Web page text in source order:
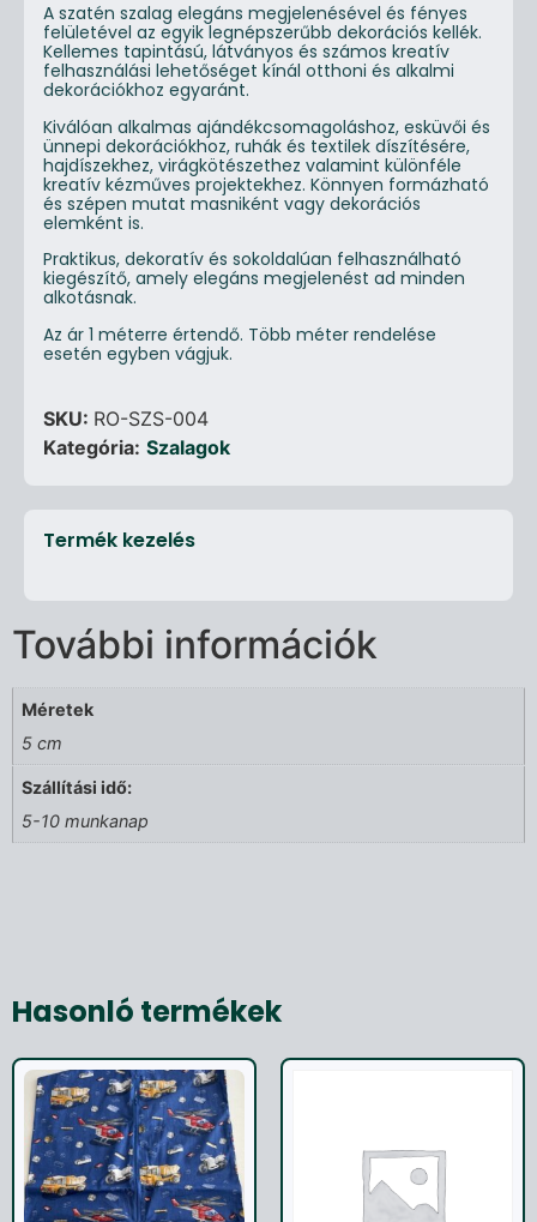
A szatén szalag elegáns megjelenésével és fényes
felületével az egyik legnépszerűbb dekorációs kellék.
Kellemes tapintású, látványos és számos kreatív
felhasználási lehetőséget kínál otthoni és alkalmi
dekorációkhoz egyaránt.
Kiválóan alkalmas ajándékcsomagoláshoz, esküvői és
ünnepi dekorációkhoz, ruhák és textilek díszítésére,
hajdíszekhez, virágkötészethez valamint különféle
kreatív kézműves projektekhez. Könnyen formázható
és szépen mutat masniként vagy dekorációs
elemként is.
Praktikus, dekoratív és sokoldalúan felhasználható
kiegészítő, amely elegáns megjelenést ad minden
alkotásnak.
Az ár 1 méterre értendő. Több méter rendelése
esetén egyben vágjuk.
SKU: RO-SZS-004
Kategória: Szalagok
Termék kezelés
További információk
Méretek
5 cm
Szállítási idő:
5-10 munkanap
Hasonló termékek